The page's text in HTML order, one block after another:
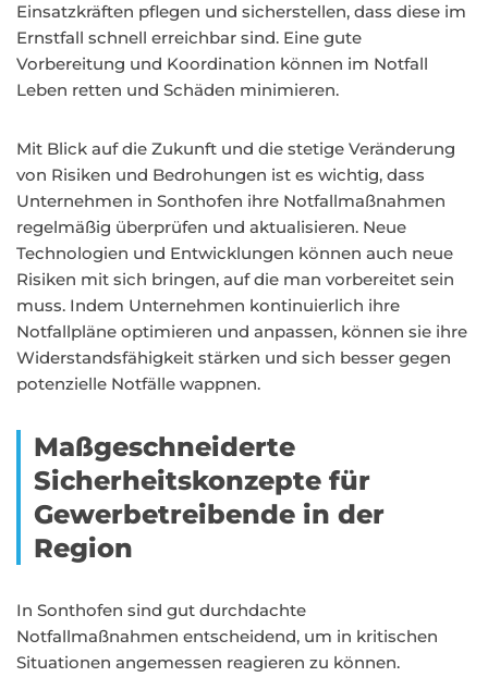
Einsatzkräften pflegen und sicherstellen, dass diese im
Ernstfall schnell erreichbar sind. Eine gute
Vorbereitung und Koordination können im Notfall
Leben retten und Schäden minimieren.
Mit Blick auf die Zukunft und die stetige Veränderung
von Risiken und Bedrohungen ist es wichtig, dass
Unternehmen in Sonthofen ihre Notfallmaßnahmen
regelmäßig überprüfen und aktualisieren. Neue
Technologien und Entwicklungen können auch neue
Risiken mit sich bringen, auf die man vorbereitet sein
muss. Indem Unternehmen kontinuierlich ihre
Notfallpläne optimieren und anpassen, können sie ihre
Widerstandsfähigkeit stärken und sich besser gegen
potenzielle Notfälle wappnen.
Maßgeschneiderte
Sicherheitskonzepte für
Gewerbetreibende in der
Region
In Sonthofen sind gut durchdachte
Notfallmaßnahmen entscheidend, um in kritischen
Situationen angemessen reagieren zu können.